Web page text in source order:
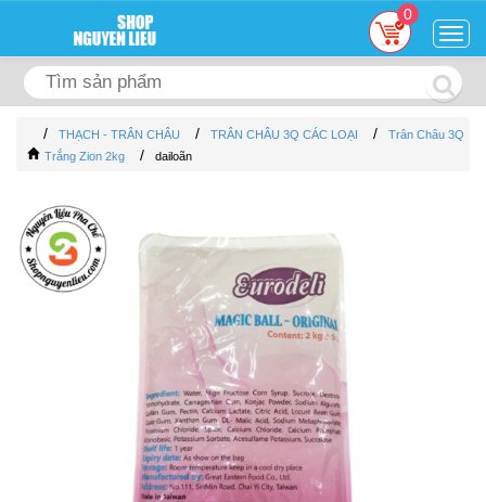
0
/ THẠCH - TRÂN CHÂU / TRÂN CHÂU 3Q CÁC LOẠI /
Trân Châu 3Q
Trắng Zion 2kg
/ dailoãn